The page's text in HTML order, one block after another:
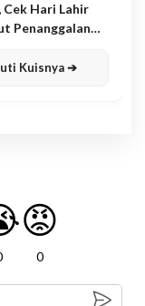
Cek Hari Lahir
Penanggalan
Kuisnya ➔
😡
0